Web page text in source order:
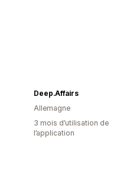
Deep.Affairs
Allemagne
3 mois d’utilisation de
l’application